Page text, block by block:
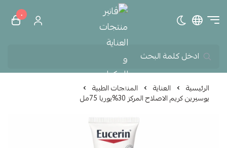
تبديل الوضع الداكنڤانير منتجات العناية و
٠
الرئيسية العناية المنتجات الطبية
يوسيرين كريم الاصلاح المركز 30%يوريا 75مل